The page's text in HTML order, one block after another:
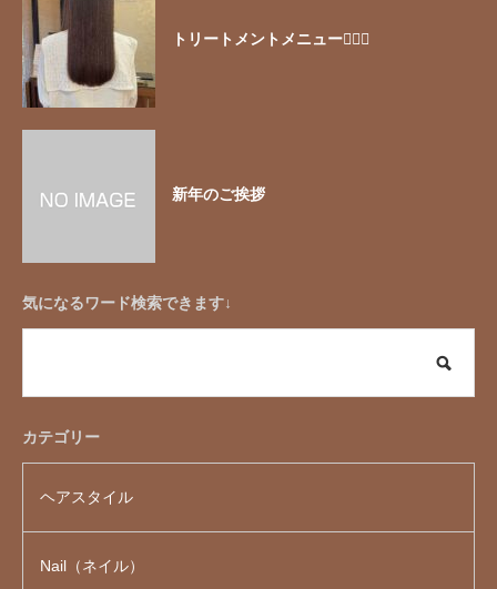
トリートメントメニュー🧖🏻‍♀️
新年のご挨拶
気になるワード検索できます↓
カテゴリー
ヘアスタイル
Nail（ネイル）